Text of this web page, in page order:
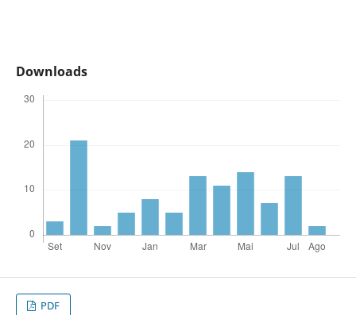
Downloads
PDF